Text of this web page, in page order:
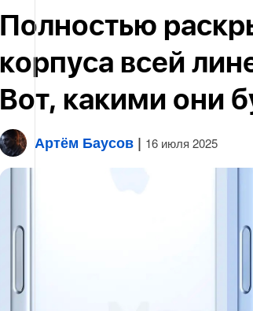
Полностью
корпуса всей
Вот, какими они
Артём Баусов | 16 июля 2025